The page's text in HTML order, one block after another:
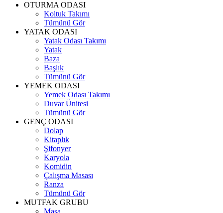
OTURMA ODASI
Koltuk Takımı
Tümünü Gör
YATAK ODASI
Yatak Odası Takımı
Yatak
Baza
Başlık
Tümünü Gör
YEMEK ODASI
Yemek Odası Takımı
Duvar Ünitesi
Tümünü Gör
GENÇ ODASI
Dolap
Kitaplık
Şifonyer
Karyola
Komidin
Çalışma Masası
Ranza
Tümünü Gör
MUTFAK GRUBU
Masa